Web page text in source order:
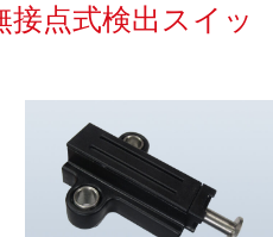
点式検出スイッ